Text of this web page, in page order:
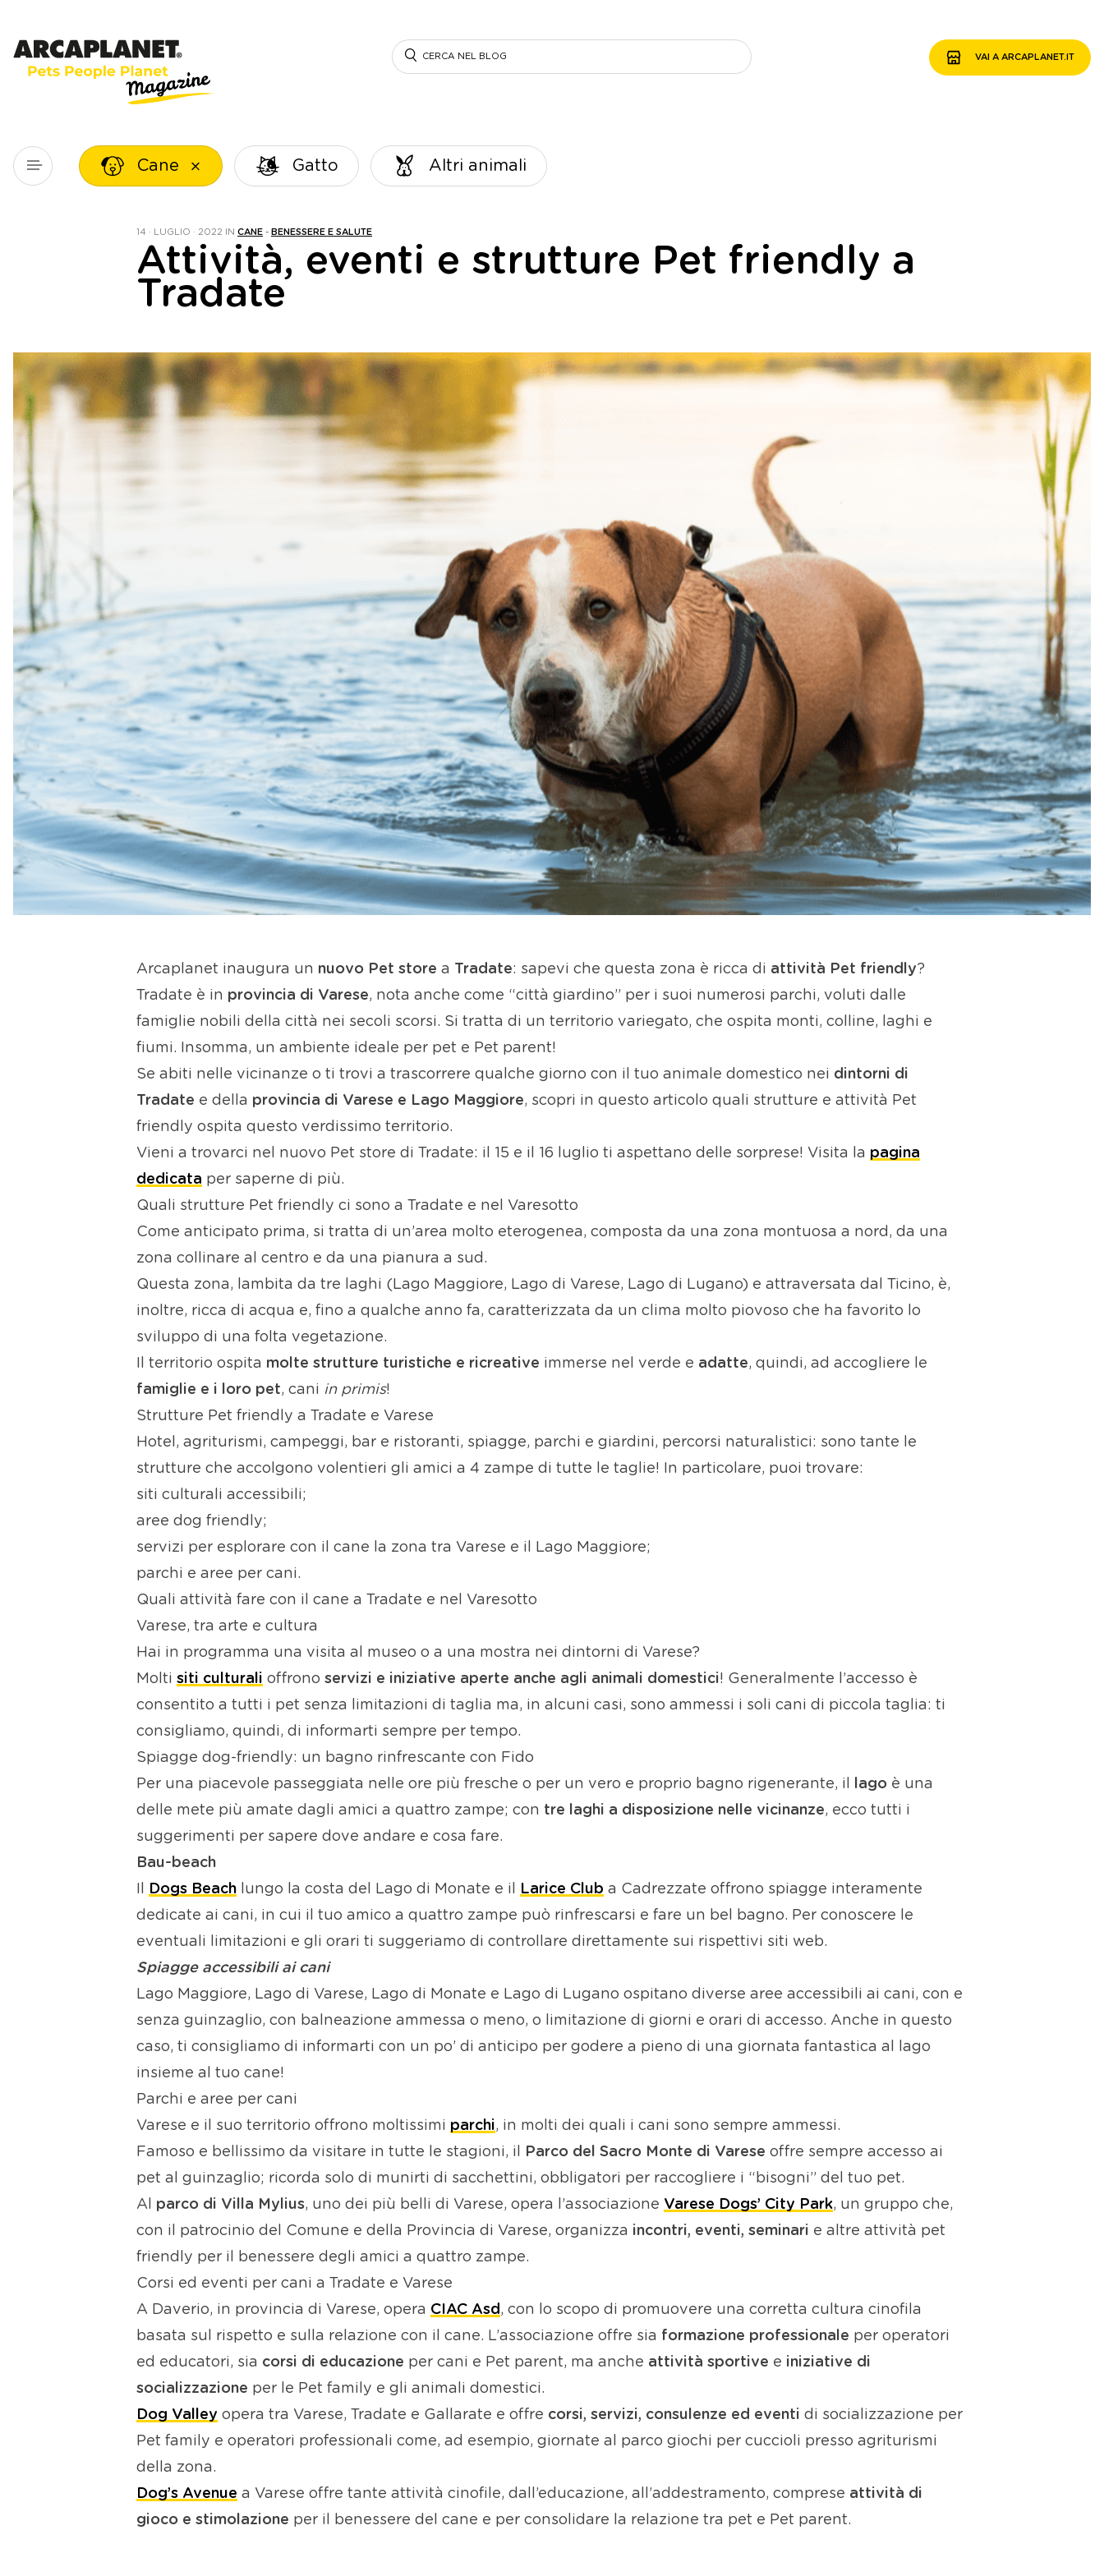
Search
VAI A ARCAPLANET.IT
Cane Gatto Altri animali
14 · LUGLIO · 2022 IN CANE - BENESSERE E SALUTE
Attività, eventi e strutture Pet friendly a
Tradate
Arcaplanet inaugura un nuovo Pet store a Tradate: sapevi che questa zona è ricca di attività Pet friendly?
Tradate è in provincia di Varese, nota anche come “città giardino” per i suoi numerosi parchi, voluti dalle
famiglie nobili della città nei secoli scorsi. Si tratta di un territorio variegato, che ospita monti, colline, laghi e
fiumi. Insomma, un ambiente ideale per pet e Pet parent!
Se abiti nelle vicinanze o ti trovi a trascorrere qualche giorno con il tuo animale domestico nei dintorni di
Tradate e della provincia di Varese e Lago Maggiore, scopri in questo articolo quali strutture e attività Pet
friendly ospita questo verdissimo territorio.
Vieni a trovarci nel nuovo Pet store di Tradate: il 15 e il 16 luglio ti aspettano delle sorprese! Visita la pagina
dedicata per saperne di più.
Quali strutture Pet friendly ci sono a Tradate e nel Varesotto
Come anticipato prima, si tratta di un’area molto eterogenea, composta da una zona montuosa a nord, da una
zona collinare al centro e da una pianura a sud.
Questa zona, lambita da tre laghi (Lago Maggiore, Lago di Varese, Lago di Lugano) e attraversata dal Ticino, è,
inoltre, ricca di acqua e, fino a qualche anno fa, caratterizzata da un clima molto piovoso che ha favorito lo
sviluppo di una folta vegetazione.
Il territorio ospita molte strutture turistiche e ricreative immerse nel verde e adatte, quindi, ad accogliere le
famiglie e i loro pet, cani in primis!
Strutture Pet friendly a Tradate e Varese
Hotel, agriturismi, campeggi, bar e ristoranti, spiagge, parchi e giardini, percorsi naturalistici: sono tante le
strutture che accolgono volentieri gli amici a 4 zampe di tutte le taglie! In particolare, puoi trovare:
siti culturali accessibili;
aree dog friendly;
servizi per esplorare con il cane la zona tra Varese e il Lago Maggiore;
parchi e aree per cani.
Quali attività fare con il cane a Tradate e nel Varesotto
Varese, tra arte e cultura
Hai in programma una visita al museo o a una mostra nei dintorni di Varese?
Molti siti culturali offrono servizi e iniziative aperte anche agli animali domestici! Generalmente l’accesso è
consentito a tutti i pet senza limitazioni di taglia ma, in alcuni casi, sono ammessi i soli cani di piccola taglia: ti
consigliamo, quindi, di informarti sempre per tempo.
Spiagge dog-friendly: un bagno rinfrescante con Fido
Per una piacevole passeggiata nelle ore più fresche o per un vero e proprio bagno rigenerante, il lago è una
delle mete più amate dagli amici a quattro zampe; con tre laghi a disposizione nelle vicinanze, ecco tutti i
suggerimenti per sapere dove andare e cosa fare.
Bau-beach
Dogs Beach lungo la costa del Lago di Monate e il Larice Club a Cadrezzate offrono spiagge interamente
dedicate ai cani, in cui il tuo amico a quattro zampe può rinfrescarsi e fare un bel bagno. Per conoscere le
eventuali limitazioni e gli orari ti suggeriamo di controllare direttamente sui rispettivi siti web.
Spiagge accessibili ai cani
Lago Maggiore, Lago di Varese, Lago di Monate e Lago di Lugano ospitano diverse aree accessibili ai cani, con e
senza guinzaglio, con balneazione ammessa o meno, o limitazione di giorni e orari di accesso. Anche in questo
caso, ti consigliamo di informarti con un po’ di anticipo per godere a pieno di una giornata fantastica al lago
insieme al tuo cane!
Parchi e aree per cani
Varese e il suo territorio offrono moltissimi parchi, in molti dei quali i cani sono sempre ammessi.
Famoso e bellissimo da visitare in tutte le stagioni, il
Parco del Sacro Monte di Varese offre sempre accesso ai
pet al guinzaglio; ricorda solo di munirti di sacchettini, obbligatori per raccogliere i “bisogni” del tuo pet.
Al parco di Villa Mylius, uno dei più belli di Varese, opera l’associazione Varese Dogs’ City Park, un gruppo che,
con il patrocinio del Comune e della Provincia di Varese, organizza incontri, eventi, seminari e altre attività pet
friendly per il benessere degli amici a quattro zampe.
Corsi ed eventi per cani a Tradate e Varese
A Daverio, in provincia di Varese, opera CIAC Asd, con lo scopo di promuovere una corretta cultura cinofila
basata sul rispetto e sulla relazione con il cane. L’associazione offre sia formazione professionale per operatori
ed educatori, sia corsi di educazione per cani e Pet parent, ma anche attività sportive e iniziative di
socializzazione per le Pet family e gli animali domestici.
Dog Valley opera tra Varese, Tradate e Gallarate e offre corsi, servizi, consulenze ed eventi di socializzazione per
Pet family e operatori professionali come, ad esempio, giornate al parco giochi per cuccioli presso agriturismi
della zona.
Dog’s Avenue a Varese offre tante attività cinofile, dall’educazione, all’addestramento, comprese attività di
gioco e stimolazione per il benessere del cane e per consolidare la relazione tra pet e Pet parent.